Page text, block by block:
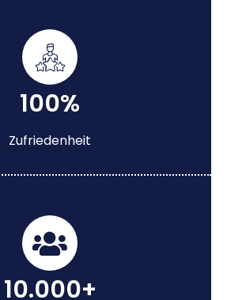
100%
Zufriedenheit
10.000+